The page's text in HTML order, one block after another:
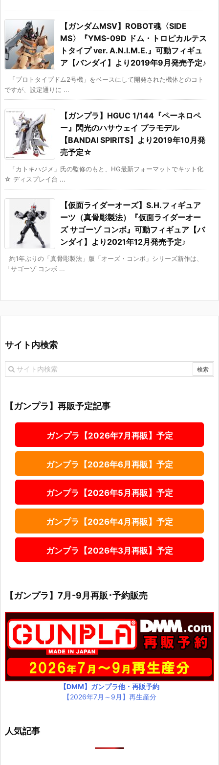
【ガンダムMSV】ROBOT魂〈SIDE
MS〉『YMS-09D ドム・トロピカルテス
トタイプ ver. A.N.I.M.E.』可動フィギュ
ア【バンダイ】より2019年9月発売予定♪
「プロトタイプドム2号機」をベースにして開発された機体とのコト
ですが、設定通りに ...
【ガンプラ】HGUC 1/144『ペーネロペ
ー』閃光のハサウェイ プラモデル
【BANDAI SPIRITS】より2019年10月発
売予定☆
「カトキハジメ」氏の監修のもと、HG最新フォーマットでキット化
☆ ディスプレイ台 ...
【仮面ライダーオーズ】S.H.フィギュア
ーツ（真骨彫製法）『仮面ライダーオー
ズ サゴーゾ コンボ』可動フィギュア【バ
ンダイ】より2021年12月発売予定♪
約1年ぶりの「真骨彫製法」版「オーズ・コンボ」シリーズ新作は、
「サゴーゾ コンボ ...
サイト内検索
【ガンプラ】再販予定記事
ガンプラ【2026年7月再販】予定
ガンプラ【2026年6月再販】予定
ガンプラ【2026年5月再販】予定
ガンプラ【2026年4月再販】予定
ガンプラ【2026年3月再販】予定
【ガンプラ】7月-9月再販･予約販売
【DMM】ガンプラ他・再販予約
【2026年7月～9月】再生産分
人気記事